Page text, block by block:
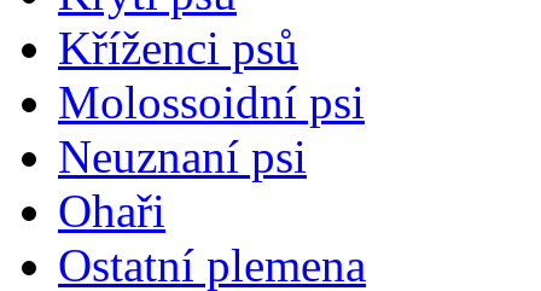
Kříženci psů
Molossoidní psi
Neuznaní psi
Ohaři
Ostatní plemena